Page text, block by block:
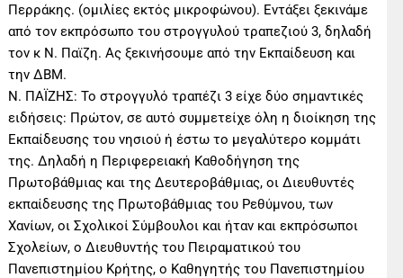
Περράκης. (ομιλίες εκτός μικροφώνου). Εντάξει ξεκινάμε
από τον εκπρόσωπο του στρογγυλού τραπεζιού 3, δηλαδή
τον κ Ν. Παϊζη. Ας ξεκινήσουμε από την Εκπαίδευση και
την ΔΒΜ.
Ν. ΠΑΪΖΗΣ: Το στρογγυλό τραπέζι 3 είχε δύο σημαντικές
ειδήσεις: Πρώτον, σε αυτό συμμετείχε όλη η διοίκηση της
Εκπαίδευσης του νησιού ή έστω το μεγαλύτερο κομμάτι
της. Δηλαδή η Περιφερειακή Καθοδήγηση της
Πρωτοβάθμιας και της Δευτεροβάθμιας, οι Διευθυντές
εκπαίδευσης της Πρωτοβάθμιας του Ρεθύμνου, των
Χανίων, οι Σχολικοί Σύμβουλοι και ήταν και εκπρόσωποι
Σχολείων, ο Διευθυντής του Πειραματικού του
Πανεπιστημίου Κρήτης, ο Καθηγητής του Πανεπιστημίου